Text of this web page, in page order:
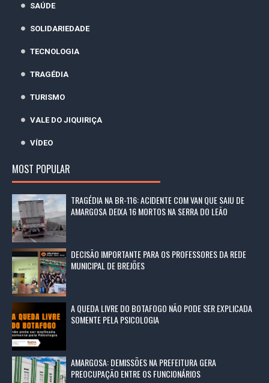
SAÚDE
SOLIDARIEDADE
TECNOLOGIA
TRAGÉDIA
TURISMO
VALE DO JIQUIRIÇA
VÍDEO
MOST POPULAR
TRAGÉDIA NA BR-116: ACIDENTE COM VAN QUE SAIU DE
AMARGOSA DEIXA 16 MORTOS NA SERRA DO LEÃO
DECISÃO IMPORTANTE PARA OS PROFESSORES DA REDE
MUNICIPAL DE BREJÕES
A QUEDA LIVRE DO BOTAFOGO NÃO PODE SER EXPLICADA
SOMENTE PELA PSICOLOGIA
AMARGOSA: DEMISSÕES NA PREFEITURA GERA
PREOCUPAÇÃO ENTRE OS FUNCIONÁRIOS